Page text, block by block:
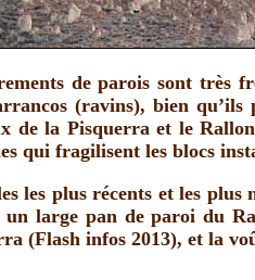
de parois sont très
(ravins), bien
de la Pisquerra et le
qui fragilisent les blocs
les plus récents et les
un large pan de paroi du
(Flash infos 2013), et la